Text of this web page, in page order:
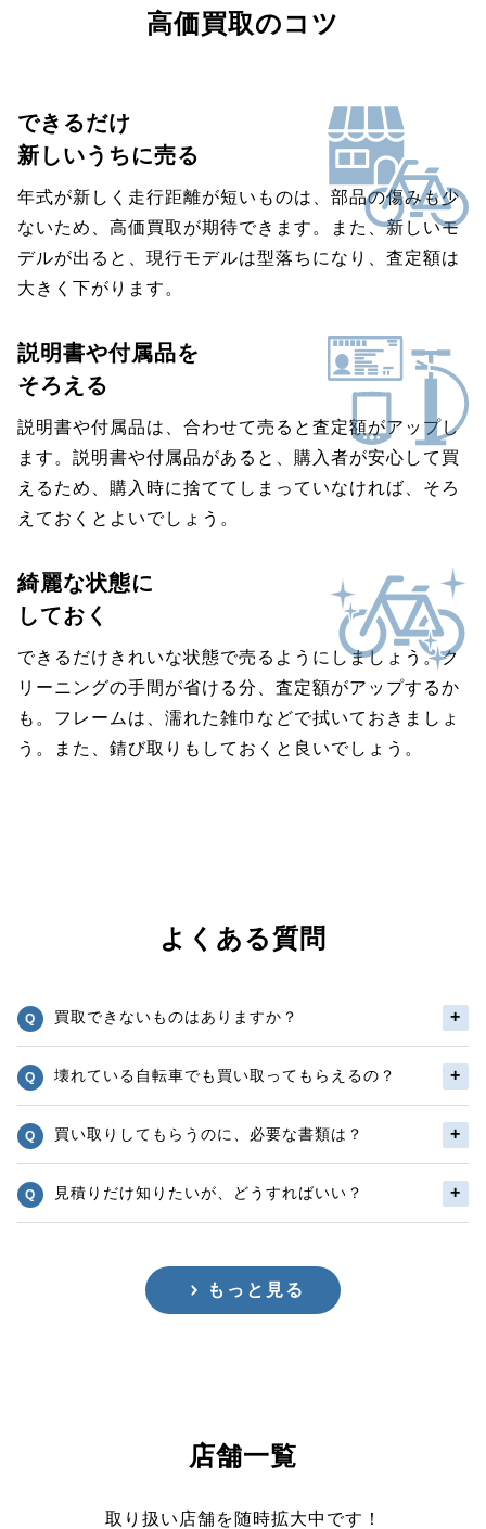
高価買取のコツ
できるだけ
新しいうちに売る
年式が新しく走行距離が短いものは、部品の傷みも少
ないため、高価買取が期待できます。また、新しいモ
デルが出ると、現行モデルは型落ちになり、査定額は
大きく下がります。
説明書や付属品を
そろえる
説明書や付属品は、合わせて売ると査定額がアップし
ます。説明書や付属品があると、購入者が安心して買
えるため、購入時に捨ててしまっていなければ、そろ
えておくとよいでしょう。
綺麗な状態に
しておく
できるだけきれいな状態で売るようにしましょう。ク
リーニングの手間が省ける分、査定額がアップするか
も。フレームは、濡れた雑巾などで拭いておきましょ
う。また、錆び取りもしておくと良いでしょう。
よくある質問
買取できないものはありますか？
壊れている自転車でも買い取ってもらえるの？
買い取りしてもらうのに、必要な書類は？
見積りだけ知りたいが、どうすればいい？
もっと見る
店舗一覧
取り扱い店舗を随時拡大中です！